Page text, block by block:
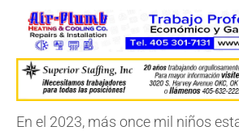
En el 2023, más once mil niños